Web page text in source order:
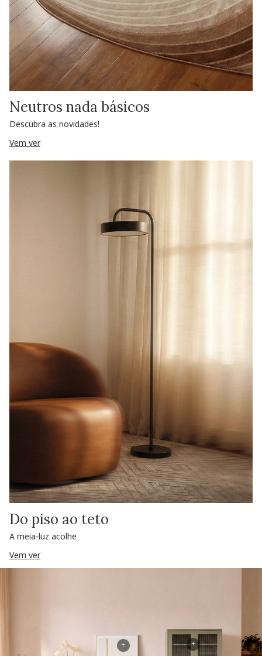
Neutros nada básicos
Descubra as novidades!
Vem ver
Do piso ao teto
A meia-luz acolhe
Vem ver
+
+